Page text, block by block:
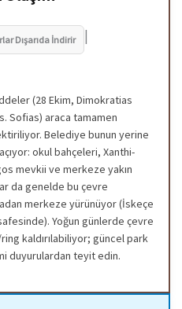
Dışarıda İndirir |
(28 Ekim, Dimokratias
Sofias) araca tamamen
Belediye bunun yerine
okul bahçeleri, Xanthi-
mevkii ve merkeze yakın
da genelde bu çevre
merkeze yürünüyor (İskeçe
Yoğun günlerde çevre
kaldırılabiliyor; güncel park
duyurulardan teyit edin.